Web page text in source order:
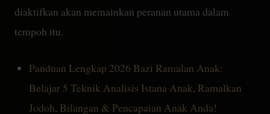
diaktifkan akan memainkan peranan utama dalam
tempoh itu.
Panduan Lengkap 2026 Bazi Ramalan Anak:
Belajar 5 Teknik Analisis Istana Anak, Ramalkan
Jodoh, Bilangan & Pencapaian Anak Anda!